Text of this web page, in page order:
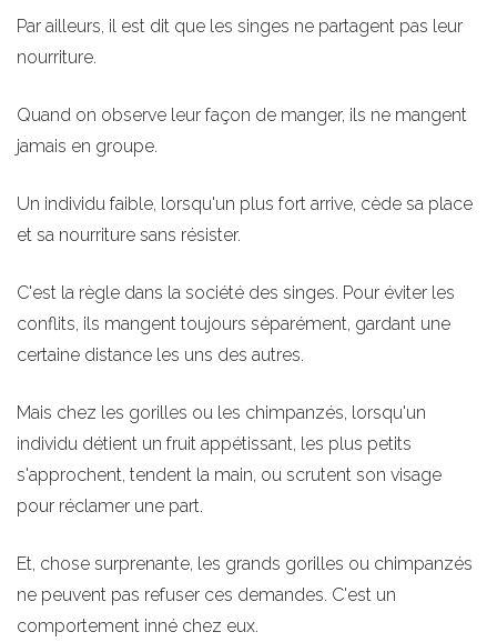
Par ailleurs, il est dit que les singes ne partagent pas leur
nourriture.
Quand on observe leur façon de manger, ils ne mangent
jamais en groupe.
Un individu faible, lorsqu'un plus fort arrive, cède sa place
et sa nourriture sans résister.
C'est la règle dans la société des singes. Pour éviter les
conflits, ils mangent toujours séparément, gardant une
certaine distance les uns des autres.
Mais chez les gorilles ou les chimpanzés, lorsqu'un
individu détient un fruit appétissant, les plus petits
s'approchent, tendent la main, ou scrutent son visage
pour réclamer une part.
Et, chose surprenante, les grands gorilles ou chimpanzés
ne peuvent pas refuser ces demandes. C'est un
comportement inné chez eux.